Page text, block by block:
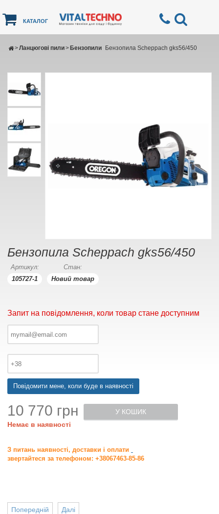
КАТАЛОГ
Ланцюгові пили
> Бензопили
> Бензопила Scheppach gks56/450
Бензопила Scheppach gks56/450
Артикул:
105727-1
Стан:
Новий товар
Запит на повідомлення, коли товар стане доступним
Повідомити мене, коли буде в наявності
10 770 грн
Немає в наявності
У КОШИК
З питань наявності, доставки і оплати
звертайтеся за телефоном: +38067463-85-86
Далі
Попередній